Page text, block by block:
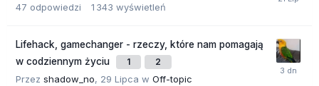
47 odpowiedzi 1 343 wyświetleń
Lifehack, gamechanger - rzeczy, które nam pomagają
w codziennym życiu
1 2
Przez shadow_no, 29 Lipca w Off-topic